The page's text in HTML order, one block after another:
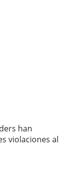
han
violaciones al